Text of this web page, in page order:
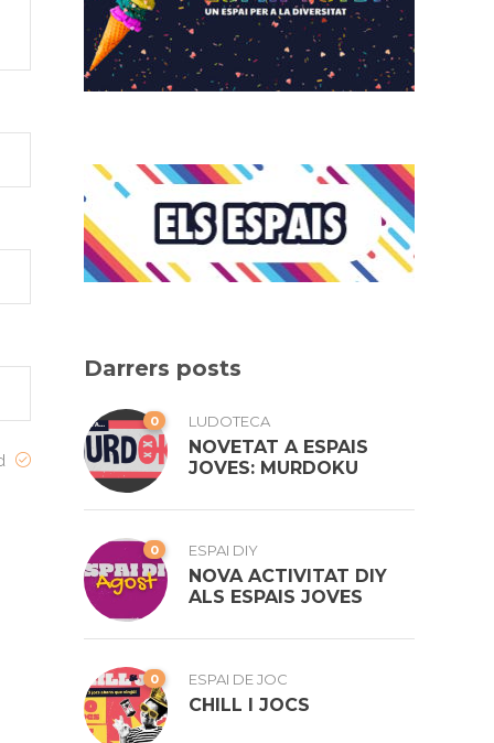
Darrers posts
0 LUDOTECA
NOVETAT A ESPAIS
JOVES: MURDOKU
0 ESPAI DIY
NOVA ACTIVITAT DIY
ALS ESPAIS JOVES
0 ESPAI DE JOC
CHILL I JOCS